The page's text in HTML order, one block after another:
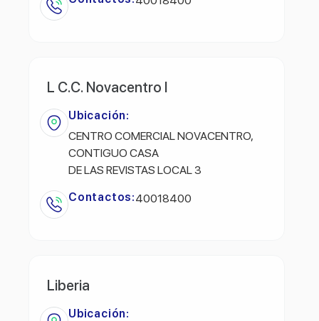
L C.C. Novacentro I
Ubicación:
CENTRO COMERCIAL NOVACENTRO,
CONTIGUO CASA
DE LAS REVISTAS LOCAL 3
Contactos:40018400
Liberia
Ubicación: